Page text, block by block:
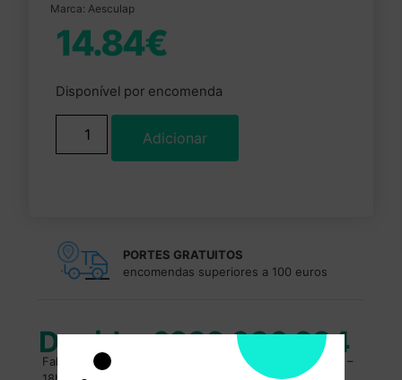
Marca: Aesculap
14.84€
Disponível por encomenda
Adicionar
PORTES GRATUITOS
encomendas superiores a 100 euros
Duvidas?232 096 284
Fale com um especialista. Entre em contacto, das 10h –